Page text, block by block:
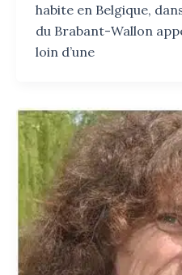
habite en Belgique,
du Brabant-Wallon
loin d’une